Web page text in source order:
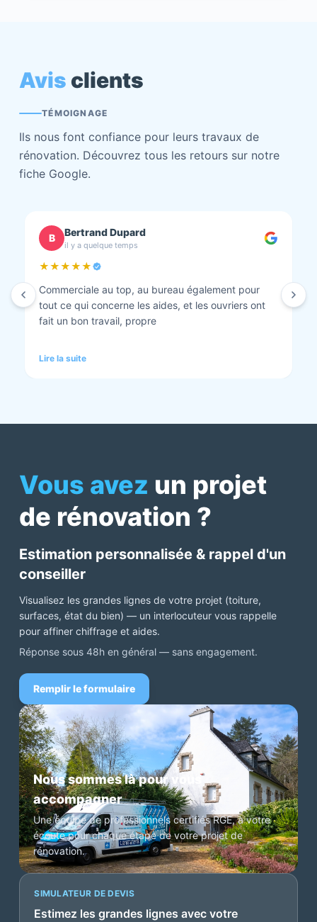
Avis clients
TÉMOIGNAGE
Ils nous font confiance pour leurs travaux de
rénovation. Découvrez tous les retours sur notre
fiche Google.
C chantal BOURBONNAIS
il y a quelque temps
★★★★★
Isolation combles et rénovation façade réalisés.
Travaux bien faits. Personnel au top minutieux et
tout est nickel quand ils ont finis. Vous pouvez y
Lire la suite
Vous avez un projet
de rénovation ?
Estimation personnalisée & rappel d'un
conseiller
Visualisez les grandes lignes de votre projet (toiture,
surfaces, état du bien) — un interlocuteur vous rappelle
pour affiner chiffrage et aides.
Réponse sous 48h en général — sans engagement.
Remplir le formulaire
Nous sommes là pour vous
accompagner
Une équipe de professionnels certifiés RGE, à votre
écoute pour chaque étape de votre projet de
rénovation.
SIMULATEUR DE DEVIS
Estimez les grandes lignes avec votre